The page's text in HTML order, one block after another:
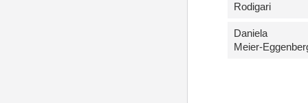
Rodigari
Daniela
Meier-